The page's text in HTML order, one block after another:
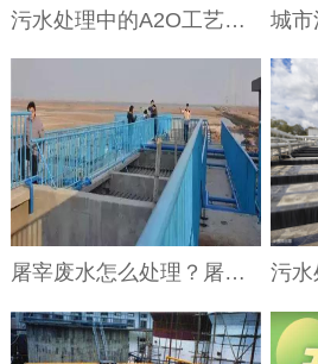
污水处理中的A2O工艺流程图
屠宰废水怎么处理？屠宰废水处理工艺介绍